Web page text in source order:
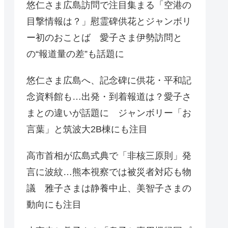
悠仁さま広島訪問で注目集まる「空港の
目撃情報は？」慰霊碑供花とジャンボリ
ー初のおことば 愛子さま伊勢訪問と
の“報道量の差”も話題に
悠仁さま広島へ、記念碑に供花・平和記
念資料館も…出発・到着報道は？愛子さ
まとの違いが話題に ジャンボリー「お
言葉」と筑波大2B棟にも注目
高市首相が広島式典で「非核三原則」発
言に波紋…熊本視察では被災者対応も物
議 雅子さまは静養中止、美智子さまの
動向にも注目